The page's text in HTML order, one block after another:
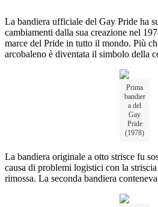
La bandiera ufficiale del Gay Pride ha
cambiamenti dalla sua creazione nel
marce del Pride in tutto il mondo. Più
arcobaleno è diventata il simbolo della
Prima
bandier
a del
Gay
Pride
(1978)
La bandiera originale a otto strisce fu
causa di problemi logistici con la
rimossa. La seconda bandiera